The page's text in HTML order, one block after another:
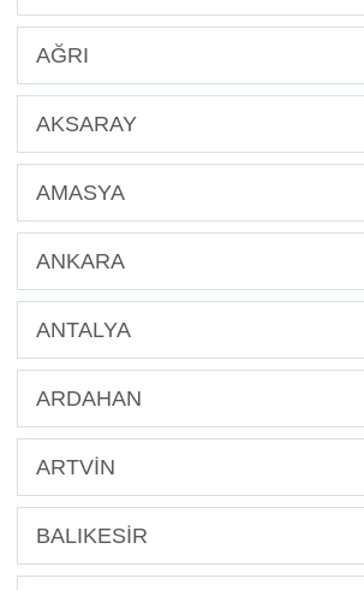
AĞRI
AKSARAY
AMASYA
ANKARA
ANTALYA
ARDAHAN
ARTVİN
BALIKESİR